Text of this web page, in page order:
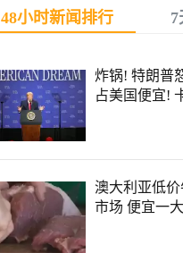
48小时新闻排行
炸锅! 特朗普
占美国便宜!
澳大利亚低
市场 便宜一